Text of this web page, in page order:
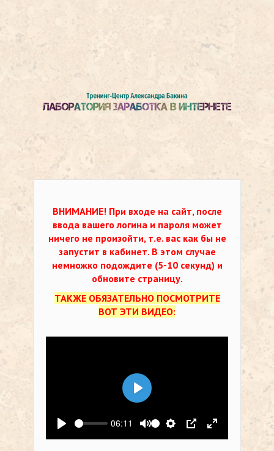
ВНИМАНИЕ! При входе на сайт, после
ввода вашего логина и пароля может
ничего не произойти, т.е. вас как бы не
запустит в кабинет. В этом случае
немножко подождите (5-10 секунд) и
обновите страницу.
ТАКЖЕ ОБЯЗАТЕЛЬНО ПОСМОТРИТЕ
ВОТ ЭТИ ВИДЕО:
Воспроизвести
06:11
Выключить звук
Настройки
PIP На весь
Воспроизвести